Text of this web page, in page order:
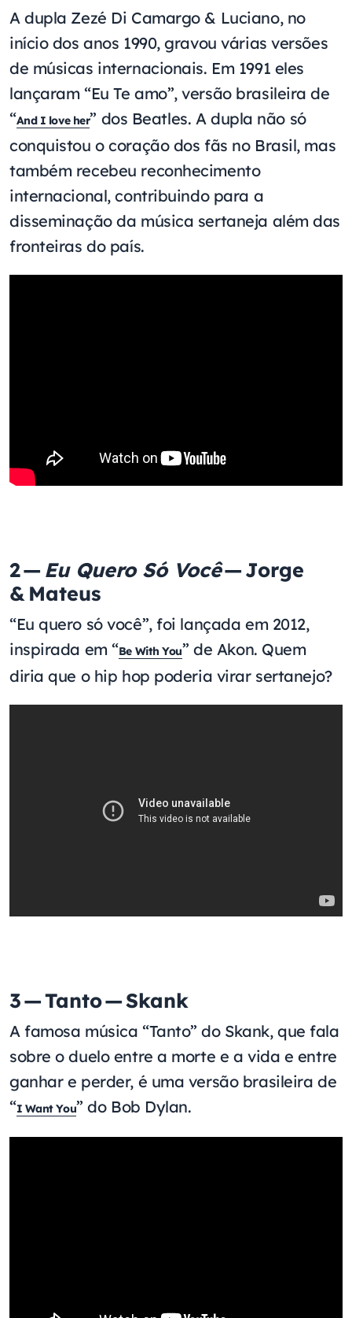
A dupla Zezé Di Camargo & Luciano, no
início dos anos 1990, gravou várias versões
de músicas internacionais. Em 1991 eles
lançaram “Eu Te amo”, versão brasileira de
“And I love her” dos Beatles. A dupla não só
conquistou o coração dos fãs no Brasil, mas
também recebeu reconhecimento
internacional, contribuindo para a
disseminação da música sertaneja além das
fronteiras do país.
2 — Eu Quero Só Você— Jorge
& Mateus
“Eu quero só você”, foi lançada em 2012,
inspirada em “Be With You” de Akon. Quem
diria que o hip hop poderia virar sertanejo?
3 — Tanto — Skank
A famosa música “Tanto” do Skank, que fala
sobre o duelo entre a morte e a vida e entre
ganhar e perder, é uma versão brasileira de
“I Want You” do Bob Dylan.